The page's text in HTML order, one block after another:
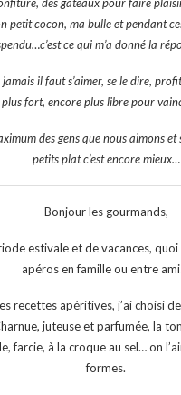
des gâteaux pour faire
petit cocon, ma bulle et pendant
ce qui m’a donné la
il faut s’aimer, se le dire,
fort, encore plus libre pour
des gens que nous aimons et
petits plat c’est encore mieux…
Bonjour les gourmands,
estivale et de vacances,
apéros en famille ou entre
recettes apéritives, j’ai choisi
juteuse et parfumée, la
farcie, à la croque au sel… on
formes.